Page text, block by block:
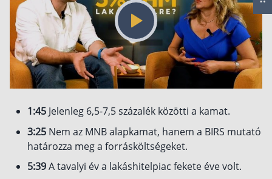
Balesetbiztosítás
Csoportos életbiztosítás
Kockázati életbiztosítás 🛡
Euróalapú megtakarításos életbiztosítás
Megtakarítással kombinált életbiztosítás
Vegyes életbiztosítás
Befektetési egységekhez kötött életbiztosítás
Egészségbiztosítás
1:45 Jelenleg 6,5-7,5 százalék közötti a kamat.
3:25 Nem az MNB alapkamat, hanem a BIRS mutató
határozza meg a forrásköltségeket.
5:39A tavalyi év a lakáshitelpiac fekete éve volt.